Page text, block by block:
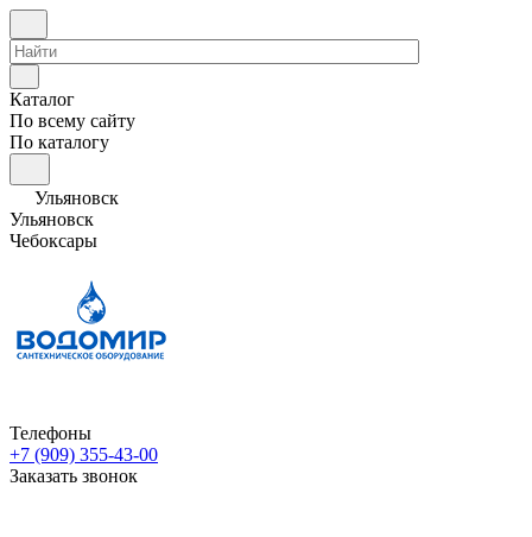
Каталог
По всему сайту
По каталогу
Ульяновск
Ульяновск
Чебоксары
Телефоны
+7 (909) 355-43-00
Заказать звонок